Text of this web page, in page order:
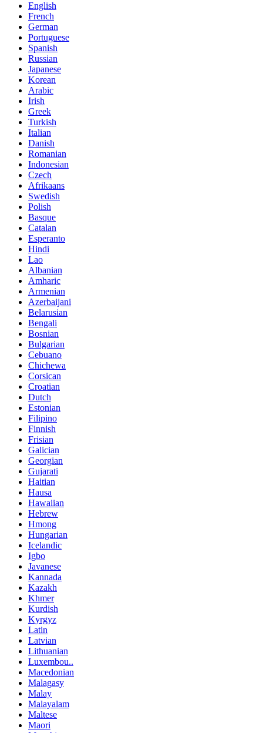
English
French
German
Portuguese
Spanish
Russian
Japanese
Korean
Arabic
Irish
Greek
Turkish
Italian
Danish
Romanian
Indonesian
Czech
Afrikaans
Swedish
Polish
Basque
Catalan
Esperanto
Hindi
Lao
Albanian
Amharic
Armenian
Azerbaijani
Belarusian
Bengali
Bosnian
Bulgarian
Cebuano
Chichewa
Corsican
Croatian
Dutch
Estonian
Filipino
Finnish
Frisian
Galician
Georgian
Gujarati
Haitian
Hausa
Hawaiian
Hebrew
Hmong
Hungarian
Icelandic
Igbo
Javanese
Kannada
Kazakh
Khmer
Kurdish
Kyrgyz
Latin
Latvian
Lithuanian
Luxembou..
Macedonian
Malagasy
Malay
Malayalam
Maltese
Maori